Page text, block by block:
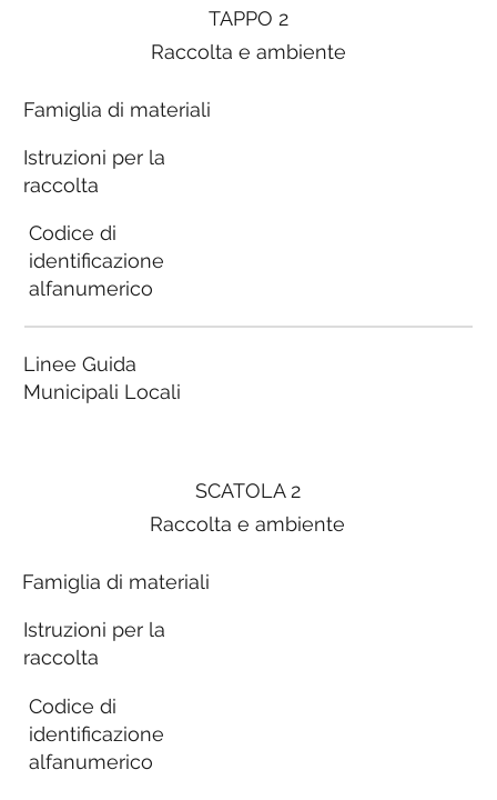
SCATOLA 2
Raccolta e ambiente
Famiglia di materiali
Istruzioni per la
raccolta
Codice di
identificazione
alfanumerico
TAPPO 2
Raccolta e ambiente
Famiglia di materiali
Istruzioni per la
raccolta
Codice di
identificazione
alfanumerico
Linee Guida
Municipali Locali